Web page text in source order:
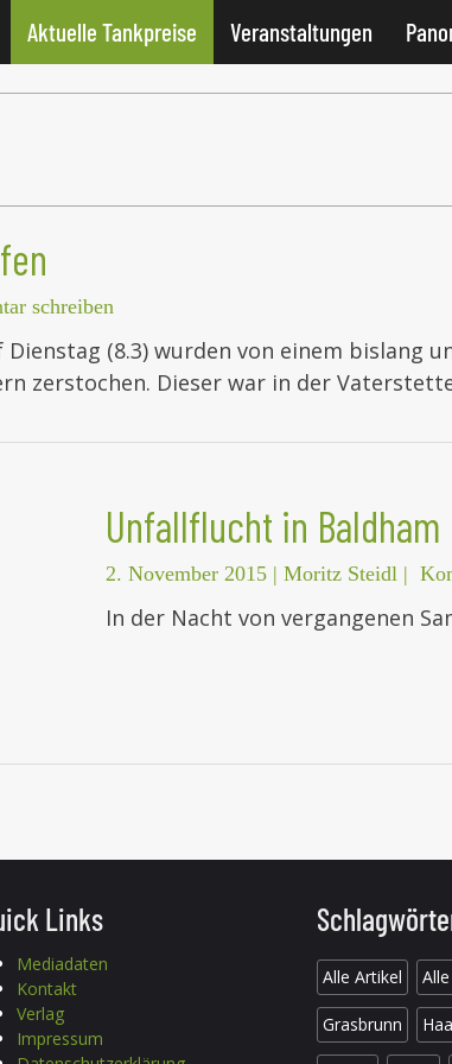
Aktuelle Tankpreise Veranstaltungen
schreiben
(8.3) wurden von einem bislang
zerstochen. Dieser war in der
Unfallflucht in Baldham
2. November 2015 | Moritz Steidl |
In der Nacht von vergangenen
Links
Mediadaten
Kontakt
Verlag
Impressum
Alle Artikel
Grasbrunn